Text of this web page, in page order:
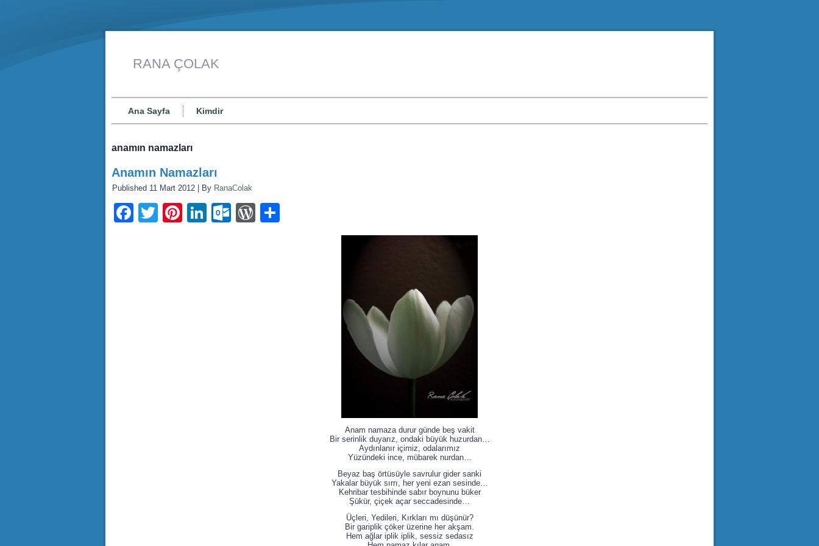
RANA ÇOLAK
Ana Sayfa Kimdir
anamın namazları
Anamın Namazları
Published 11 Mart 2012 By RanaColak
Facebook
TwitterPinterest
LinkedIn
Outlook.com
WordPress
Anam namaza durur günde beş vakit
Bir serinlik duyarız, ondaki büyük huzurdan…
Aydınlanır içimiz, odalarımız
Yüzündeki ince, mübarek nurdan…
Beyaz baş örtüsüyle savrulur gider sanki
Yakalar büyük sırrı, her yeni ezan sesinde…
Kehribar tesbihinde sabır boynunu büker
Şükür, çiçek açar seccadesinde…
Üçleri, Yedileri, Kırkları mı düşünür?
Bir gariplik çöker üzerine her akşam.
Hem ağlar iplik iplik, sessiz sedasız